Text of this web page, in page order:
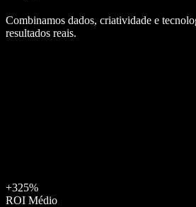
Combinamos dados, criatividade e
resultados reais.
+325%
ROI Médio